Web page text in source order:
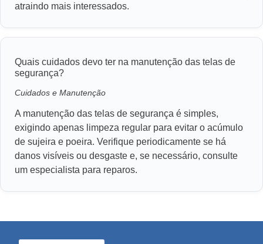
atraindo mais interessados.
Quais cuidados devo ter na manutenção das telas de
segurança?
Cuidados e Manutenção
A manutenção das telas de segurança é simples,
exigindo apenas limpeza regular para evitar o acúmulo
de sujeira e poeira. Verifique periodicamente se há
danos visíveis ou desgaste e, se necessário, consulte
um especialista para reparos.